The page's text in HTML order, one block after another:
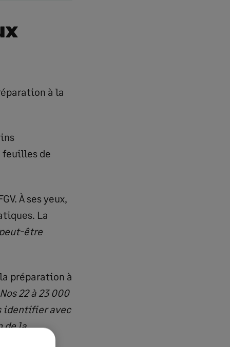
à la
feuilles de
À ses yeux,
La
être
préparation à
Nos 22 à 23 000
identifier avec
de la